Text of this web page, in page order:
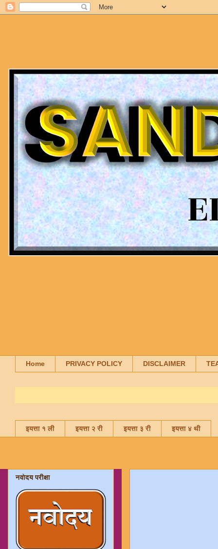
Home PRIVACY POLICY DISCLAIMER
इयत्ता १ ली इयत्ता २ री इयत्ता ३ री इयत्ता ४ थी
नवोदय परीक्षा